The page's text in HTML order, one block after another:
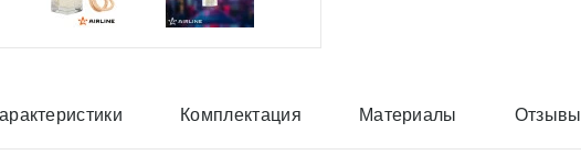
Комплектация Материалы Отзывы